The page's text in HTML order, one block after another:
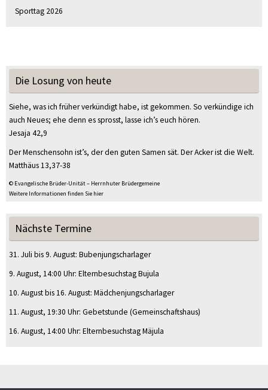
Sporttag 2026
Die Losung von heute
Siehe, was ich früher verkündigt habe, ist gekommen. So verkündige ich
auch Neues; ehe denn es sprosst, lasse ich’s euch hören.
Jesaja 42,9
Der Menschensohn ist’s, der den guten Samen sät. Der Acker ist die Welt.
Matthäus 13,37-38
© Evangelische Brüder-Unität – Herrnhuter Brüdergemeine
Weitere Informationen finden Sie hier
Nächste Termine
31. Juli bis9. August: Bubenjungscharlager
9. August, 14:00 Uhr: Elternbesuchstag Bujula
10. Augustbis16. August: Mädchenjungscharlager
11. August, 19:30 Uhr: Gebetstunde (Gemeinschaftshaus)
16. August, 14:00 Uhr: Elternbesuchstag Mäjula